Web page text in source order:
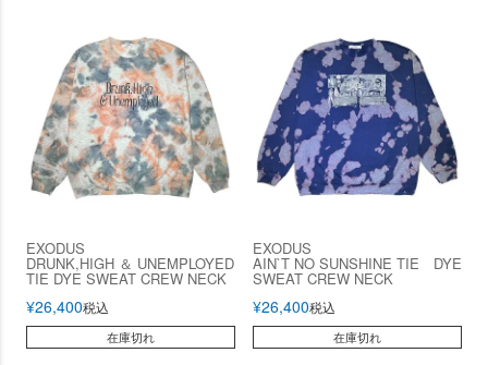
EXODUS
DRUNK,HIGH ＆ UNEMPLOYED
TIE DYE SWEAT CREW NECK
¥26,400税込
在庫切れ
EXODUS
AIN`T NO SUNSHINE TIE DYE
SWEAT CREW NECK
¥26,400税込
在庫切れ